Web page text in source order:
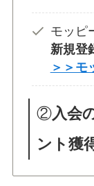
モッピ
新規登
＞＞モ
②入会
ント獲